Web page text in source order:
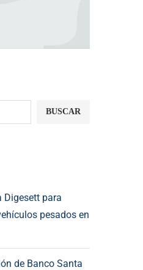
BUSCAR
Digesett para
pesados en
de Banco Santa